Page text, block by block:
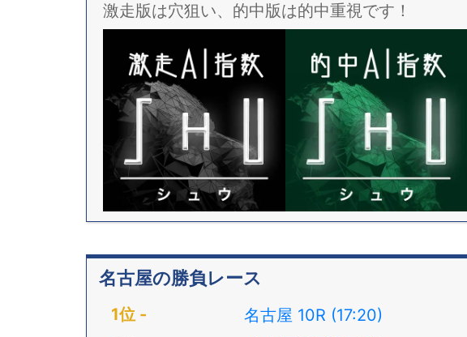
激走版は穴狙い、的中版は的中重視です！
名古屋の勝負レース
名古屋 10R (17:20)